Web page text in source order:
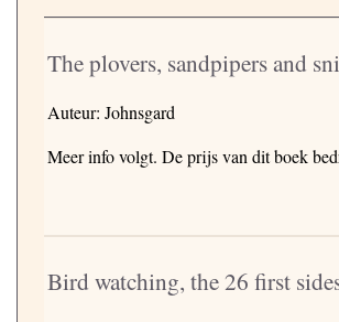
The plovers, sandpipers and
Auteur: Johnsgard
Meer info volgt. De prijs van dit boek
Bird watching, the 26 first